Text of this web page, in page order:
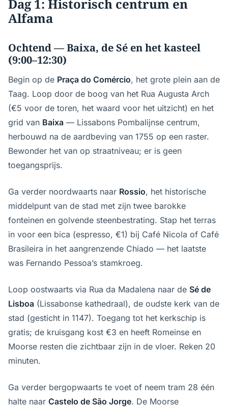
Dag 1: Historisch centrum en
Alfama
Ochtend — Baixa, de Sé en het kasteel
(9:00–12:30)
Begin op de Praça do Comércio, het grote plein aan de
Taag. Loop door de boog van het Rua Augusta Arch
(€5 voor de toren, het waard voor het uitzicht) en het
grid van Baixa — Lissabons Pombalijnse centrum,
herbouwd na de aardbeving van 1755 op een raster.
Bewonder het van op straatniveau; er is geen
toegangsprijs.
Ga verder noordwaarts naar Rossio, het historische
middelpunt van de stad met zijn twee barokke
fonteinen en golvende steenbestrating. Stap het terras
in voor een bica (espresso, €1) bij Café Nicola of Café
Brasileira in het aangrenzende Chiado — het laatste
was Fernando Pessoa’s stamkroeg.
Loop oostwaarts via Rua da Madalena naar de Sé de
Lisboa (Lissabonse kathedraal), de oudste kerk van de
stad (gesticht in 1147). Toegang tot het kerkschip is
gratis; de kruisgang kost €3 en heeft Romeinse en
Moorse resten die zichtbaar zijn in de vloer. Reken 20
minuten.
Ga verder bergopwaarts te voet of neem tram 28 één
halte naar Castelo de São Jorge. De Moorse